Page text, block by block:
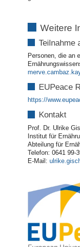
Weitere
Teilnahme
Personen, die an
EUPeace
https://
Kontakt
Prof. Dr. Ulrike
Institut für
Abteilung für
Telefon: 0641 99-
E-Mail: